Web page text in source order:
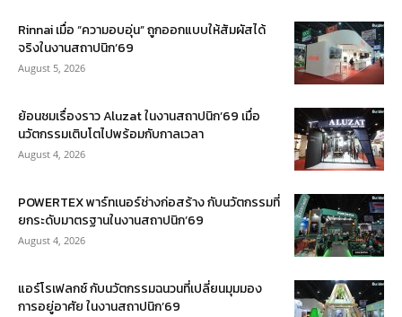
Rinnai เมื่อ “ความอบอุ่น” ถูกออกแบบให้สัมผัสได้
จริงในงานสถาปนิก’69
August 5, 2026
ย้อนชมเรื่องราว Aluzat ในงานสถาปนิก’69 เมื่อ
นวัตกรรมเติบโตไปพร้อมกับกาลเวลา
August 4, 2026
POWERTEX พาร์ทเนอร์ช่างก่อสร้าง กับนวัตกรรมที่
ยกระดับมาตรฐานในงานสถาปนิก’69
August 4, 2026
แอร์โรเฟลกซ์ กับนวัตกรรมฉนวนที่เปลี่ยนมุมมอง
การอยู่อาศัย ในงานสถาปนิก’69